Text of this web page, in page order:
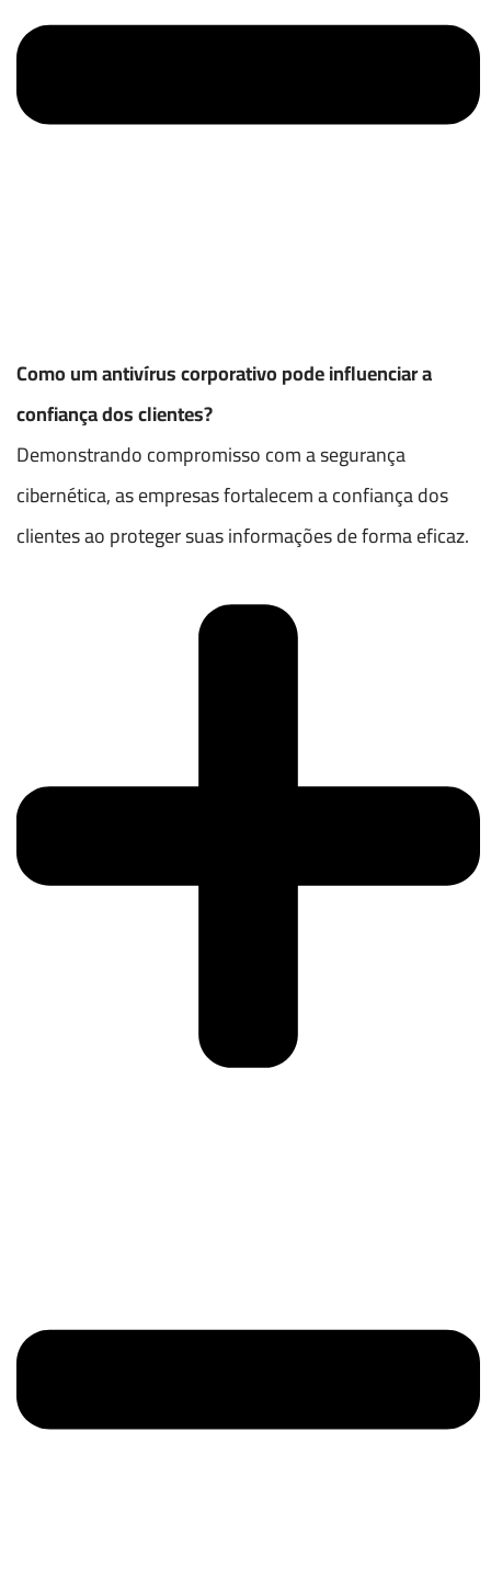
Como um antivírus corporativo pode influenciar a
confiança dos clientes?
Demonstrando compromisso com a segurança
cibernética, as empresas fortalecem a confiança dos
clientes ao proteger suas informações de forma eficaz.